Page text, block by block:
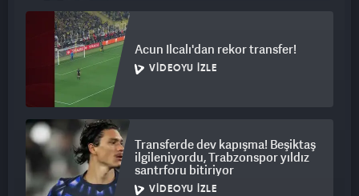
Acun Ilcalı'dan rekor transfer!
VIDEOYU İZLE
Transferde dev kapışma! Beşiktaş
ilgileniyordu, Trabzonspor yıldız
santrforu bitiriyor
VIDEOYU İZLE